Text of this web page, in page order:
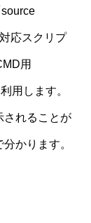
応スクリプ
用
用します。
されることが
かります。